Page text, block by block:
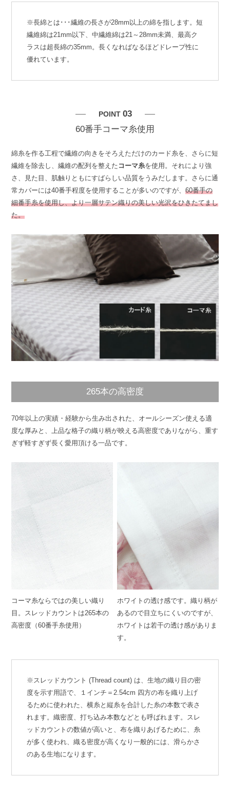
※長綿とは･･･繊維の長さが28mm以上の綿を指します。短
繊維綿は21mm以下、中繊維綿は21～28mm未満、最高ク
ラスは超長綿の35mm。長くなればなるほどドレープ性に
優れています。
POINT 03
60番手コーマ糸使用
綿糸を作る工程で繊維の向きをそろえただけのカード糸を、さらに短
繊維を除去し、繊維の配列を整えた コーマ糸を使用。それにより強
さ、見た目、肌触りともにすばらしい品質をうみだします。さらに通
常カバーには40番手程度を使用することが多いのですが、60番手の
細番手糸を使用し、より一層サテン織りの美しい光沢をひきたてまし
た。
265本の高密度
70年以上の実績・経験から生み出された、オールシーズン使える適
度な厚みと、上品な格子の織り柄が映える高密度でありながら、重す
ぎず軽すぎず長く愛用頂ける一品です。
コーマ糸ならではの美しい織り
目。スレッドカウントは265本の
高密度（60番手糸使用）
ホワイトの透け感です。織り柄が
あるので目立ちにくいのですが、
ホワイトは若干の透け感がありま
す。
※スレッドカウント (Thread count) は、生地の織り目の密
度を示す用語で、１インチ＝2.54cm 四方の布を織り上げ
るために使われた、横糸と縦糸を合計した糸の本数で表さ
れます。織密度、打ち込み本数などとも呼ばれます。スレ
ッドカウントの数値が高いと、布を織りあげるために、糸
が多く使われ、織る密度が高くなり一般的には、滑らかさ
のある生地になります。